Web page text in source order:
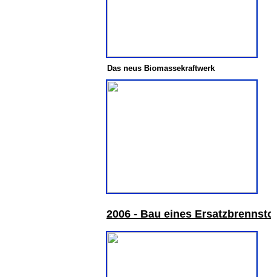
Das neus Biomassekraftwerk
2006 - Bau eines